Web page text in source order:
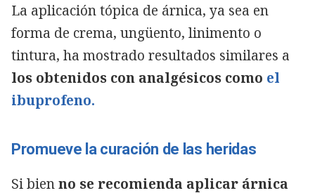
La aplicación tópica de árnica, ya sea en
forma de crema, ungüento, linimento o
tintura, ha mostrado resultados similares a
los obtenidos con analgésicos como el
ibuprofeno.
Promueve la curación de las heridas
Si bienno se recomienda aplicar árnica